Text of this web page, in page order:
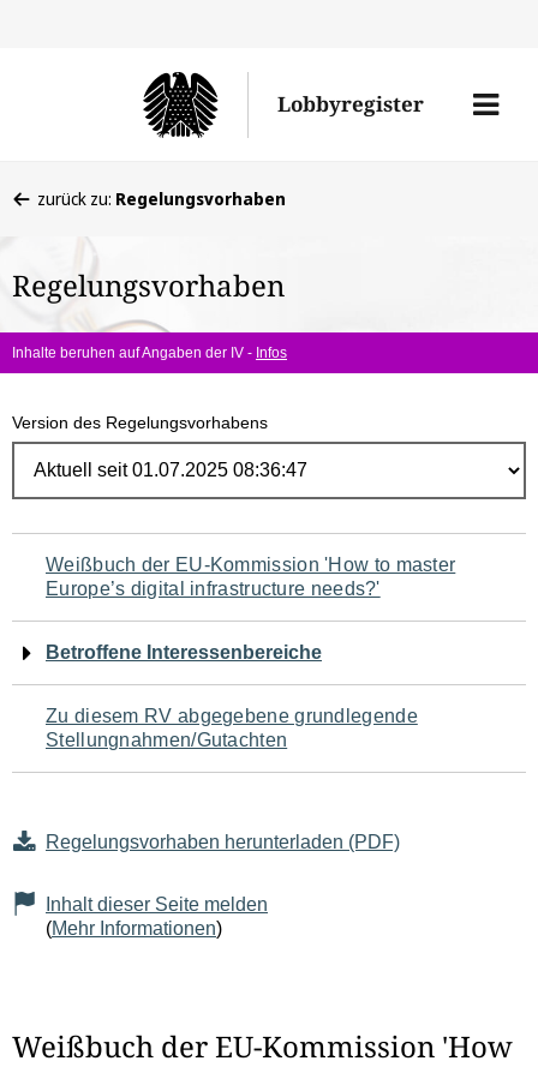
Lobbyregister
Menü
befinden
hier:
zurück zu: Regelungsvorhaben
Regelungsvorhaben
Inhalte beruhen auf Angaben der IV - Infos
Version des Regelungsvorhabens
Navigation
für
den
Seiteninhalt
Weißbuch der EU-Kommission 'How to master
Europe’s digital infrastructure needs?'
Betroffene Interessenbereiche
Zu diesem RV abgegebene grundlegende
Stellungnahmen/Gutachten
Regelungsvorhaben herunterladen (PDF)
Inhalt dieser Seite melden
(Mehr Informationen)
Weißbuch der EU-Kommission 'How